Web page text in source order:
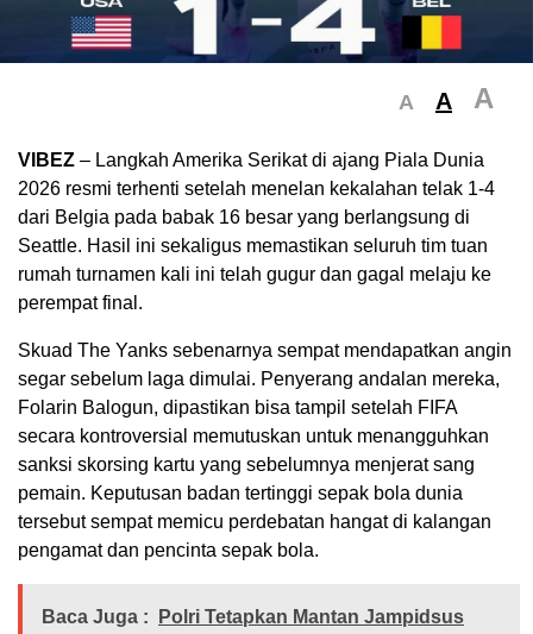
A A A
VIBEZ – Langkah Amerika Serikat di ajang Piala Dunia
2026 resmi terhenti setelah menelan kekalahan telak 1-4
dari Belgia pada babak 16 besar yang berlangsung di
Seattle. Hasil ini sekaligus memastikan seluruh tim tuan
rumah turnamen kali ini telah gugur dan gagal melaju ke
perempat final.
​Skuad The Yanks sebenarnya sempat mendapatkan angin
segar sebelum laga dimulai. Penyerang andalan mereka,
Folarin Balogun, dipastikan bisa tampil setelah FIFA
secara kontroversial memutuskan untuk menangguhkan
sanksi skorsing kartu yang sebelumnya menjerat sang
pemain. Keputusan badan tertinggi sepak bola dunia
tersebut sempat memicu perdebatan hangat di kalangan
pengamat dan pencinta sepak bola.
Baca Juga :
Polri Tetapkan Mantan Jampidsus